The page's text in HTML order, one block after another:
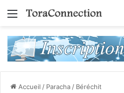
Menu
Accueil / Paracha / Béréchit